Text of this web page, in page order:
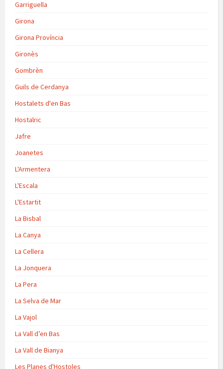
Garriguella
Girona
Girona Província
Gironès
Gombrèn
Guils de Cerdanya
Hostalets d'en Bas
Hostalric
Jafre
Joanetes
L'Armentera
L'Escala
L'Estartit
La Bisbal
La Canya
La Cellera
La Jonquera
La Pera
La Selva de Mar
La Vajol
La Vall d’en Bas
La Vall de Bianya
Les Planes d'Hostoles